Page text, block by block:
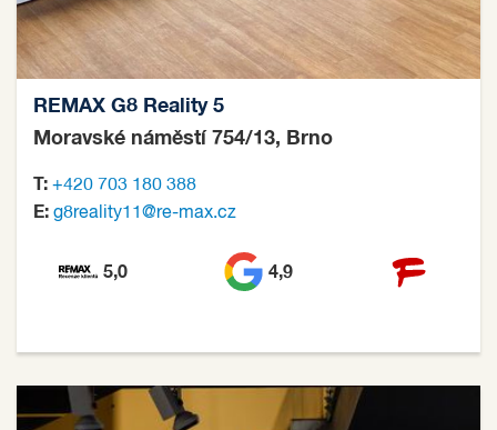
REMAX G8 Reality 5
Moravské náměstí 754/13, Brno
T: +420 703 180 388
E: g8reality11@re-max.cz
5,0 4,9